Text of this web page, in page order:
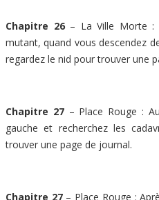
Chapitre 26– La Ville Morte :
mutant, quand vous descendez
regardez le nid pour trouver une
Chapitre 27– Place Rouge :
gauche et recherchez les
trouver une page de journal.
Chapitre 27– Place Rouge :